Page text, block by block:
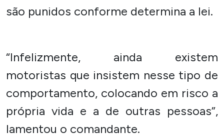
são punidos conforme determina a lei.
“Infelizmente, ainda existem
motoristas que insistem nesse tipo de
comportamento, colocando em risco a
própria vida e a de outras pessoas”,
lamentou o comandante.